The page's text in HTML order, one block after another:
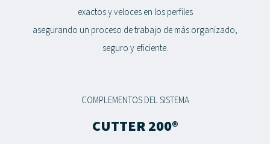
exactos y veloces en los perfiles
asegurando un proceso de trabajo de más organizado,
seguro y eficiente.
COMPLEMENTOS DEL SISTEMA
CUTTER 200®